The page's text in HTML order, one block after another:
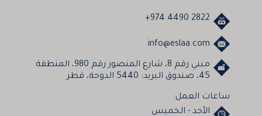
+974 4490 2822
info@eslaa.com
مبني رقم 8، شارع المنصور رقم 980، المنطقة
45، صندوق البريد: 5440 الدوحة، قطر
ساعات العمل:
الأحد - الخميس